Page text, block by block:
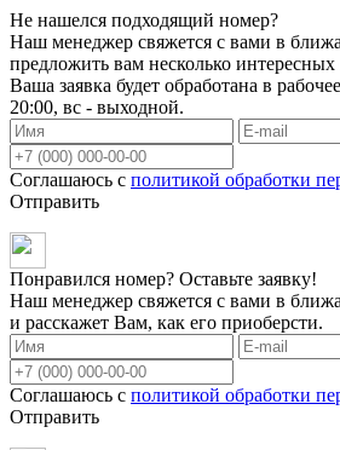
Не нашелся подходящий номер?
Наш менеджер свяжется с вами в
предложить вам несколько интересных
Ваша заявка будет обработана в
20:00, вс - выходной.
Соглашаюсь с политикой обработки
Отправить
Понравился номер? Оставьте заявку!
Наш менеджер свяжется с вами в
и расскажет Вам, как его приоберсти.
Соглашаюсь с политикой обработки
Отправить